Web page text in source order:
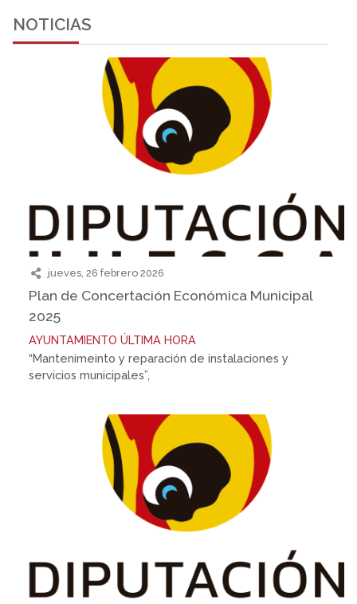
NOTICIAS
jueves, 26 febrero 2026
Plan de Concertación Económica Municipal
2025
AYUNTAMIENTO ÚLTIMA HORA
“Mantenimeinto y reparación de instalaciones y
servicios municipales”,